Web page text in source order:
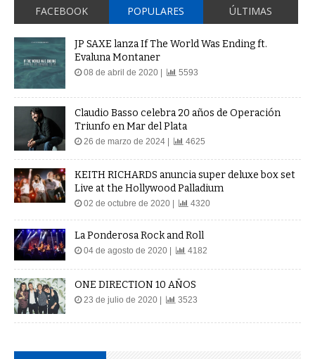
FACEBOOK POPULARES ÚLTIMAS
JP SAXE lanza If The World Was Ending ft.
Evaluna Montaner
08 de abril de 2020 | 5593
Claudio Basso celebra 20 años de Operación
Triunfo en Mar del Plata
26 de marzo de 2024 | 4625
KEITH RICHARDS anuncia super deluxe box set
Live at the Hollywood Palladium
02 de octubre de 2020 | 4320
La Ponderosa Rock and Roll
04 de agosto de 2020 | 4182
ONE DIRECTION 10 AÑOS
23 de julio de 2020 | 3523